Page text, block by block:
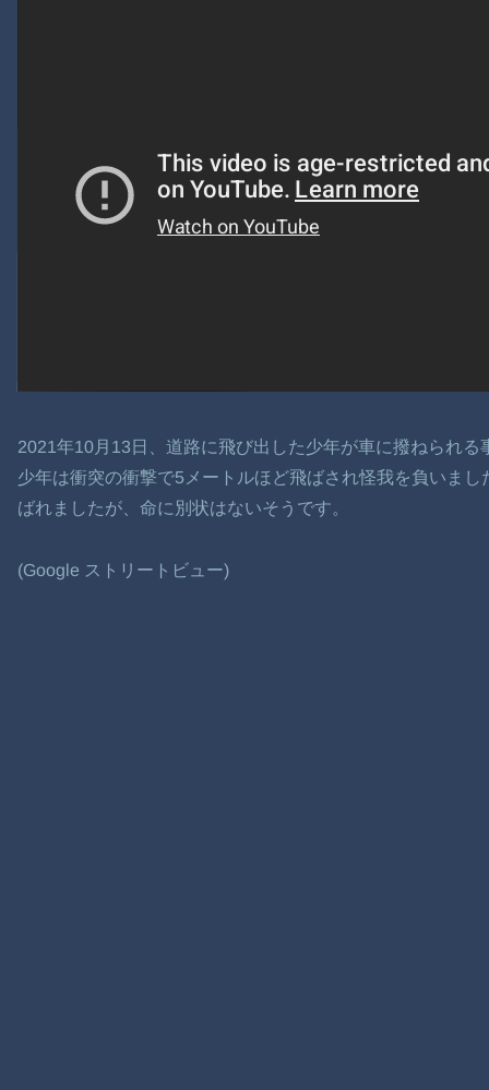
2021年10月13日、道路に飛び出した少年が車に撥ねられる
少年は衝突の衝撃で5メートルほど飛ばされ怪我を負いま
ばれましたが、命に別状はないそうです。
(Google ストリートビュー)